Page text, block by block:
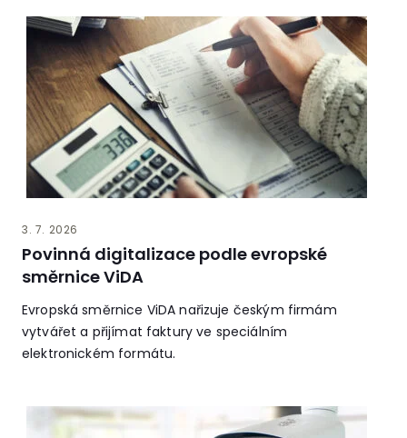
3. 7. 2026
Povinná digitalizace podle evropské
směrnice ViDA
Evropská směrnice ViDA nařizuje českým firmám
vytvářet a přijímat faktury ve speciálním
elektronickém formátu.